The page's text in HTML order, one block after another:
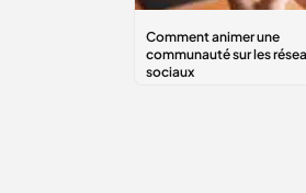
une communauté
sur les réseaux